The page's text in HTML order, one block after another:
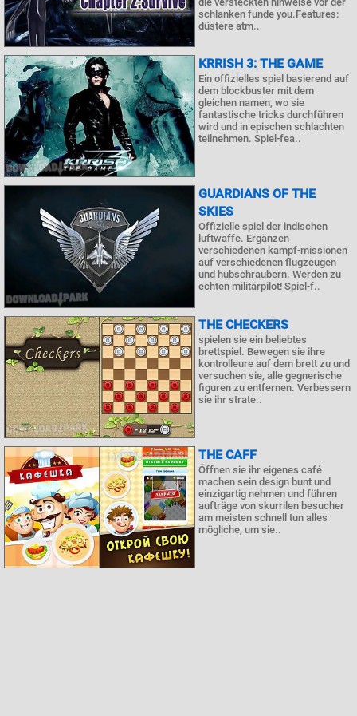
schlanken funde you.Features:
düstere atm..
KRRISH 3: THE GAME
Ein offizielles spiel basierend auf
dem blockbuster mit dem
gleichen namen, wo sie
fantastische tricks durchführen
wird und in epischen schlachten
teilnehmen. Spiel-fea..
GUARDIANS OF THE
SKIES
Offizielle spiel der indischen
luftwaffe. Ergänzen
verschiedenen kampf-missionen
auf verschiedenen flugzeugen
und hubschraubern. Werden zu
echten militärpilot! Spiel-f..
THE CHECKERS
spielen sie ein beliebtes
brettspiel. Bewegen sie ihre
kontrolleure auf dem brett zu und
versuchen sie, alle gegnerische
figuren zu entfernen. Verbessern
sie ihr strate..
THE CAFF
Öffnen sie ihr eigenes café
machen sein design bunt und
einzigartig nehmen und führen
aufträge von skurrilen besucher
am meisten schnell tun alles
mögliche, um sie..